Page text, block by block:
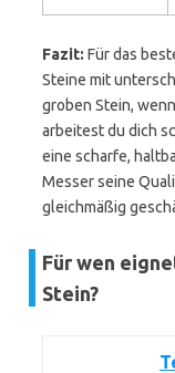
Fazit: Für das
Steine mit
groben Stein,
arbeitest du dich
eine scharfe,
Messer seine
gleichmäßig
Für wen
Stein?